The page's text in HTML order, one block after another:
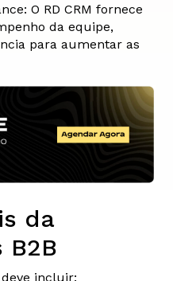
O RD CRM fornece
da equipe,
para aumentar as
da
B2B
incluir: